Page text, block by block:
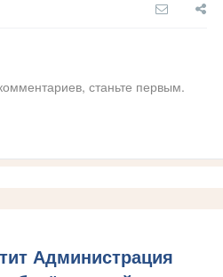
станьте первым.
Администрация